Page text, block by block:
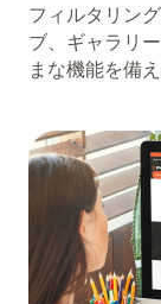
フィルタリン
ブ、ギャラリ
まな機能を備